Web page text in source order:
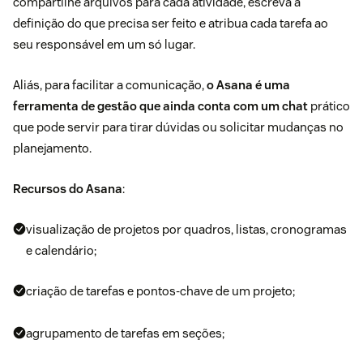
definição do que precisa ser feito e atribua cada tarefa ao
seu responsável em um só lugar.
Aliás, para facilitar a comunicação,o Asana é uma
ferramenta de gestão que ainda conta com um chat prático
que pode servir para tirar dúvidas ou solicitar mudanças no
planejamento.
Recursos do Asana:
visualização de projetos por quadros, listas, cronogramas
e calendário;
criação de tarefas e pontos-chave de um projeto;
agrupamento de tarefas em seções;